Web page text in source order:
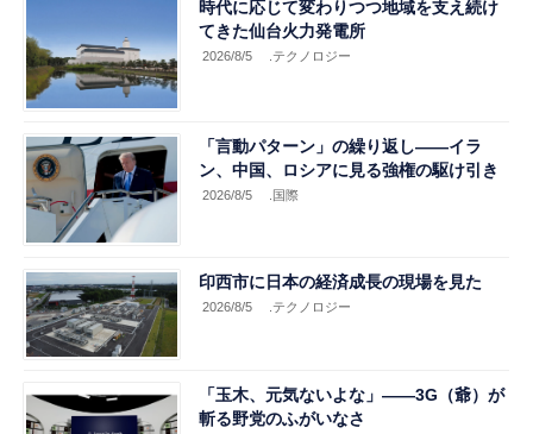
時代に応じて変わりつつ地域を支え続け
てきた仙台火力発電所
2026/8/5 .テクノロジー
「言動パターン」の繰り返し――イラ
ン、中国、ロシアに見る強権の駆け引き
2026/8/5 .国際
印西市に日本の経済成長の現場を見た
2026/8/5 .テクノロジー
「玉木、元気ないよな」――3G（爺）が
斬る野党のふがいなさ